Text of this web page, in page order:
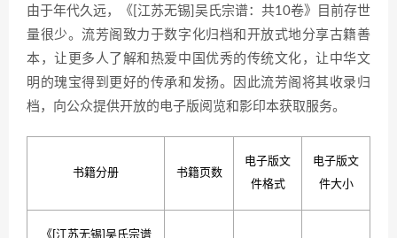
由于年代久远，《[江苏无锡]吴氏宗谱：共10卷》目前存世
量很少。流芳阁致力于数字化归档和开放式地分享古籍善
本，让更多人了解和热爱中国优秀的传统文化，让中华文
明的瑰宝得到更好的传承和发扬。因此流芳阁将其收录归
档，向公众提供开放的电子版阅览和影印本获取服务。
书籍分册 书籍页数
电子版文
件格式
电子版文
件大小
《[江苏无锡]吴氏宗谱